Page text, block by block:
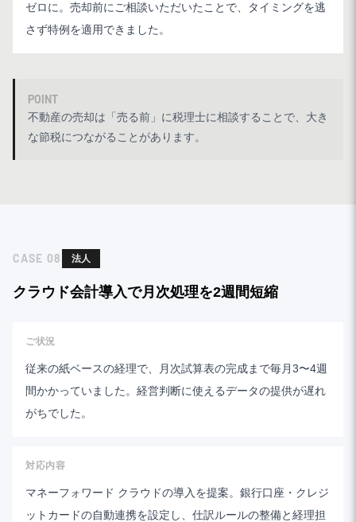
ゼロに。売却前にご相談いただいたことで、タイミングを逃
さず特例を適用できました。
POINT
不動産の売却は「売る前」に税理士に相談することで、大き
な節税につながることがあります。
CASE 08 法人
クラウド会計導入で月次処理を2週間短縮
ご状況
従来の紙ベースの経理で、月次試算表の完成まで毎月3〜4週
間かかっていました。経営判断に使えるデータの提供が遅れ
がちでした。
対応内容
マネーフォワード クラウドの導入を提案。銀行口座・クレジ
ットカードの自動連携を設定し、仕訳ルールの整備と経理担